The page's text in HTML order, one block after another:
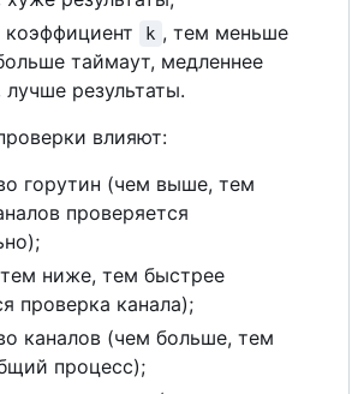
k , тем меньше
таймаут, медленнее
лучше результаты.
влияют:
горутин (чем выше, тем
проверяется
ниже, тем быстрее
проверка канала);
каналов (чем больше, тем
процесс);